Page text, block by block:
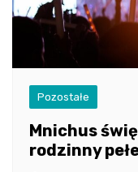
Pozostałe
Mnichus
rodzinny